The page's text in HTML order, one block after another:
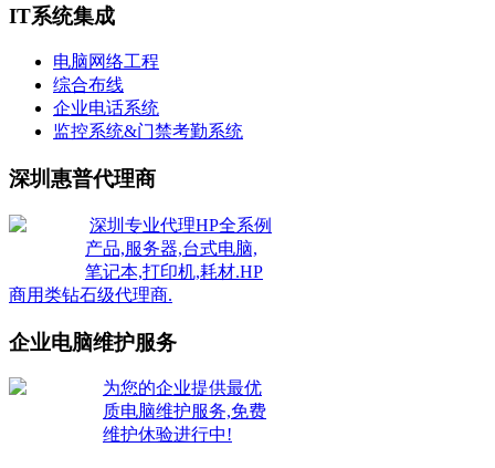
IT系统集成
电脑网络工程
综合布线
企业电话系统
监控系统&门禁考勤系统
深圳惠普代理商
深圳专业代理HP全系例
产品,服务器,台式电脑,
笔记本,打印机,耗材.HP
商用类钻石级代理商.
企业电脑维护服务
为您的企业提供最优
质电脑维护服务,免费
维护休验进行中!